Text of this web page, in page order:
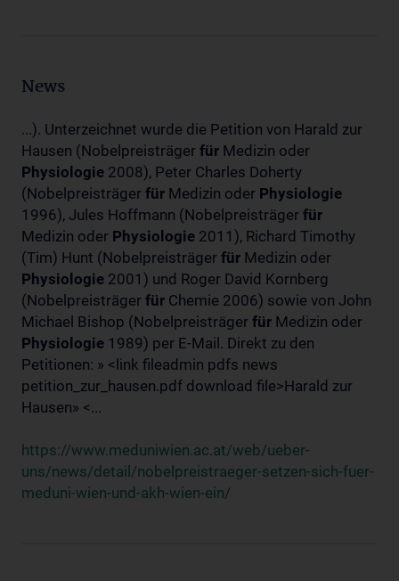
News
...). Unterzeichnet wurde die Petition von Harald zur
Hausen (Nobelpreisträger für Medizin oder
Physiologie 2008), Peter Charles Doherty
(Nobelpreisträger für Medizin oder Physiologie
1996), Jules Hoffmann (Nobelpreisträger für
Medizin oder Physiologie 2011), Richard Timothy
(Tim) Hunt (Nobelpreisträger für Medizin oder
Physiologie 2001) und Roger David Kornberg
(Nobelpreisträger für Chemie 2006) sowie von John
Michael Bishop (Nobelpreisträger für Medizin oder
Physiologie 1989) per E-Mail. Direkt zu den
Petitionen: » <link fileadmin pdfs news
petition_zur_hausen.pdf download file>Harald zur
Hausen» <...
https://www.meduniwien.ac.at/web/ueber-
uns/news/detail/nobelpreistraeger-setzen-sich-fuer-
meduni-wien-und-akh-wien-ein/